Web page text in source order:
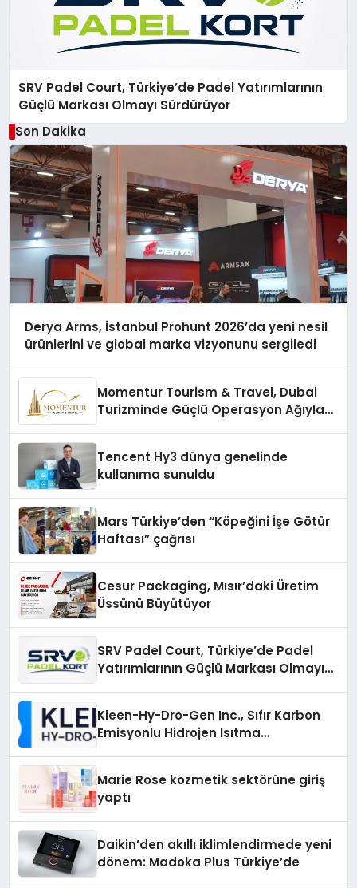
SRV Padel Court, Türkiye’de Padel Yatırımlarının
Güçlü Markası Olmayı Sürdürüyor
Son Dakika
Derya Arms, İstanbul Prohunt 2026’da yeni nesil
ürünlerini ve global marka vizyonunu sergiledi
Momentur Tourism & Travel, Dubai
Turizminde Güçlü Operasyon Ağıyla
Tencent Hy3 dünya genelinde
kullanıma sunuldu
Mars Türkiye’den “Köpeğini İşe Götür
Haftası” çağrısı
Cesur Packaging, Mısır’daki Üretim
Üssünü Büyütüyor
SRV Padel Court, Türkiye’de Padel
Yatırımlarının Güçlü Markası Olmayı
Kleen-Hy-Dro-Gen Inc., Sıfır Karbon
Emisyonlu Hidrojen Isıtma
Marie Rose kozmetik sektörüne giriş
yaptı
Daikin’den akıllı iklimlendirmede yeni
dönem: Madoka Plus Türkiye’de